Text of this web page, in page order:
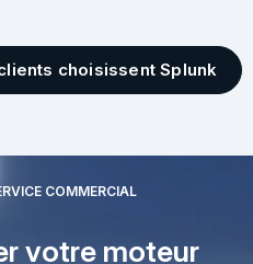
choisissent Splunk
COMMERCIAL
votre moteur